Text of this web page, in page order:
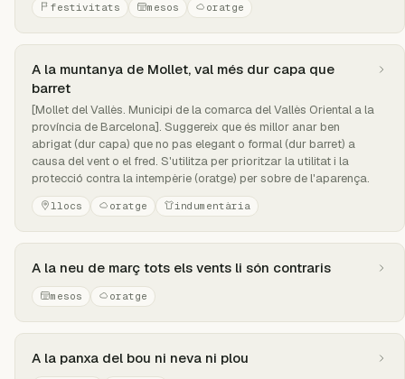
festivitats mesos oratge
A la muntanya de Mollet, val més dur capa que
barret
[Mollet del Vallès. Municipi de la comarca del Vallès Oriental a la
província de Barcelona]. Suggereix que és millor anar ben
abrigat (dur capa) que no pas elegant o formal (dur barret) a
causa del vent o el fred. S'utilitza per prioritzar la utilitat i la
protecció contra la intempèrie (oratge) per sobre de l'aparença.
llocs oratge indumentària
A la neu de març tots els vents li són contraris
mesos oratge
A la panxa del bou ni neva ni plou